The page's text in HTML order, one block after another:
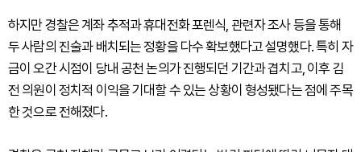
하지만 경찰은 계좌 추적과 휴대전화 포렌식, 관련자 조사 등을 통해
두 사람의 진술과 배치되는 정황을 다수 확보했다고 설명했다. 특히 자
금이 오간 시점이 당내 공천 논의가 진행되던 기간과 겹치고, 이후 김
전 의원이 정치적 이익을 기대할 수 있는 상황이 형성됐다는 점에 주목
한 것으로 전해졌다.